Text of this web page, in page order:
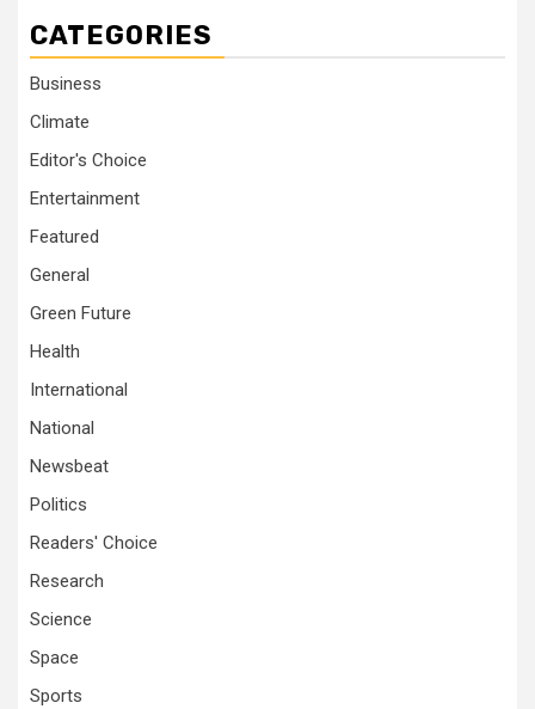
CATEGORIES
Business
Climate
Editor's Choice
Entertainment
Featured
General
Green Future
Health
International
National
Newsbeat
Politics
Readers' Choice
Research
Science
Space
Sports